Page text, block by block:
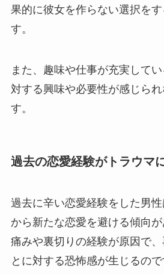
果的に彼女を作らない選択を
す。
また、趣味や仕事が充実して
対する興味や必要性が感じら
す。
過去の恋愛経験がトラウマ
過去に辛い恋愛経験をした男
から新たな恋愛を避ける傾向
痛みや裏切りの経験が原因で
とに対する恐怖感が生じるので